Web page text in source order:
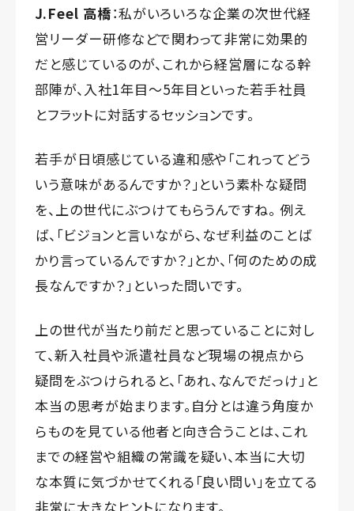
J.Feel 高橋：私がいろいろな企業の次世代経
営リーダー研修などで関わって非常に効果的
だと感じているのが、これから経営層になる幹
部陣が、入社1年目〜5年目といった若手社員
とフラットに対話するセッションです。
若手が日頃感じている違和感や「これってどう
いう意味があるんですか？」という素朴な疑問
を、上の世代にぶつけてもらうんですね。 例え
ば、「ビジョンと言いながら、なぜ利益のことば
かり言っているんですか？」とか、「何のための成
長なんですか？」といった問いです。
上の世代が当たり前だと思っていることに対し
て、新入社員や派遣社員など現場の視点から
疑問をぶつけられると、「あれ、なんでだっけ」と
本当の思考が始まります。自分とは違う角度か
らものを見ている他者と向き合うことは、これ
までの経営や組織の常識を疑い、本当に大切
な本質に気づかせてくれる「良い問い」を立てる
非常に大きなヒントになります。